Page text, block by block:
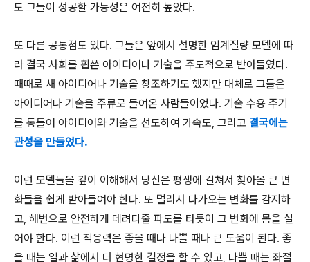
도 그들이 성공할 가능성은 여전히 높았다.
또 다른 공통점도 있다. 그들은 앞에서 설명한 임계질량 모델에 따
라 결국 사회를 휩쓴 아이디어나 기술을 주도적으로 받아들였다.
때때로 새 아이디어나 기술을 창조하기도 했지만 대체로 그들은
아이디어나 기술을 주류로 들여온 사람들이었다. 기술 수용 주기
를 통틀어 아이디어와 기술을 선도하여 가속도, 그리고 결국에는
관성을 만들었다.
이런 모델들을 깊이 이해해서 당신은 평생에 걸쳐서 찾아올 큰 변
화들을 쉽게 받아들여야 한다. 또 멀리서 다가오는 변화를 감지하
고, 해변으로 안전하게 데려다줄 파도를 타듯이 그 변화에 몸을 실
어야 한다. 이런 적응력은 좋을 때나 나쁠 때나 큰 도움이 된다. 좋
을 때는 일과 삶에서 더 현명한 결정을 할 수 있고, 나쁠 때는 좌절